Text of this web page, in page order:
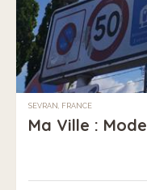
SEVRAN, FRANCE
Ma Ville :